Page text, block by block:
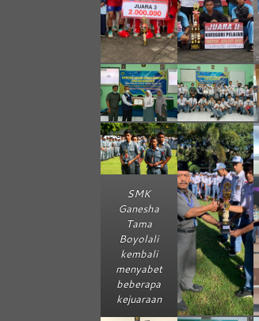
SMK
Ganesha
Tama
Boyolali
kembali
menyabet
beberapa
kejuaraan